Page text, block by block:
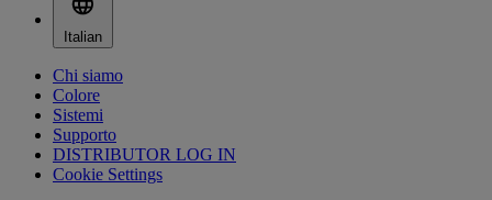
Italian
Chi siamo
Colore
Sistemi
Supporto
DISTRIBUTOR LOG IN
Cookie Settings